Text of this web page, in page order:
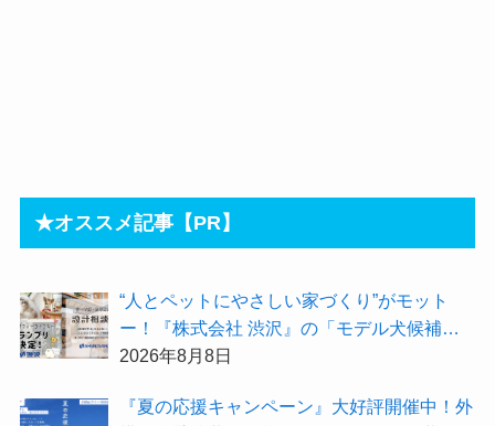
★オススメ記事【PR】
“人とペットにやさしい家づくり”がモット
ー！『株式会社 渋沢』の「モデル犬候補」
が選出されました★『テーマ別 住宅相談
2026年8月8日
『夏の応援キャンペーン』大好評開催中！外